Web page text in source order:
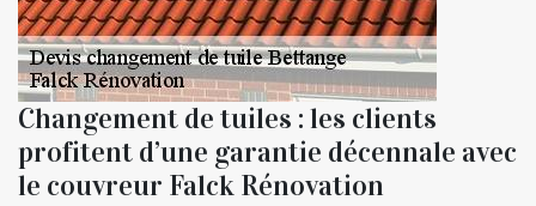
Changement de tuiles : les clients
profitent d’une garantie décennale avec
le couvreur Falck Rénovation